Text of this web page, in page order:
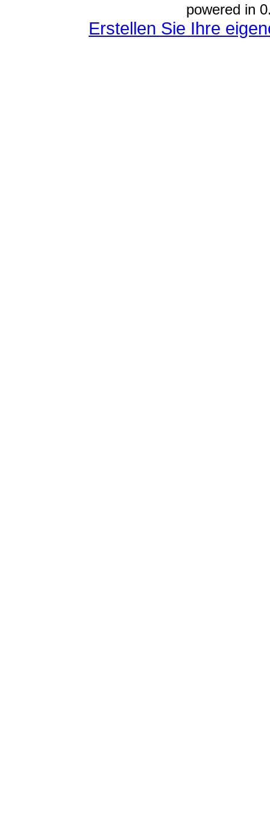
powered in
Erstellen Sie Ihre